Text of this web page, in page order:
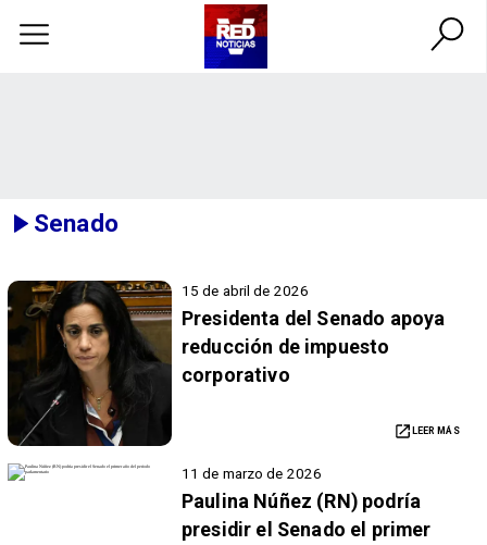
Senado
15 de abril de 2026
Presidenta del Senado apoya
reducción de impuesto
corporativo
LEER MÁS
11 de marzo de 2026
Paulina Núñez (RN) podría
presidir el Senado el primer